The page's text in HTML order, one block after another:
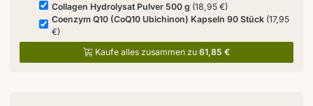
Collagen Hydrolysat Pulver 500 g (18,95 €)
Coenzym Q10 (CoQ10 Ubichinon) Kapseln 90 Stück(17,95
€)
Kaufe alles zusammen zu 61,85 €